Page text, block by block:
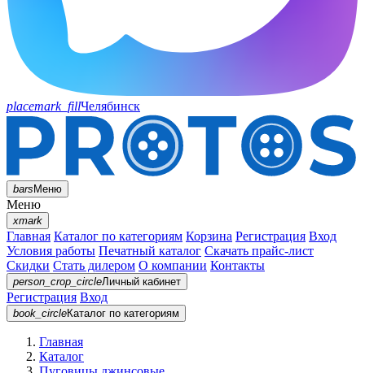
placemark_fillЧелябинск
barsМеню
Меню
xmark
Главная Каталог по категориям Корзина Регистрация Вход
Условия работы Печатный каталог Скачать прайс-лист
Скидки Стать дилером О компании Контакты
person_crop_circleЛичный кабинет
Регистрация Вход
book_circleКаталог по категориям
Главная
Каталог